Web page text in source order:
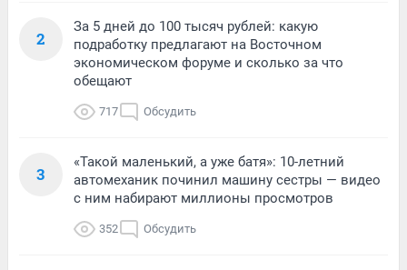
2
За 5 дней до 100 тысяч рублей: какую
подработку предлагают на Восточном
экономическом форуме и сколько за что
обещают
717 Обсудить
3
«Такой маленький, а уже батя»: 10-летний
автомеханик починил машину сестры — видео
с ним набирают миллионы просмотров
352 Обсудить